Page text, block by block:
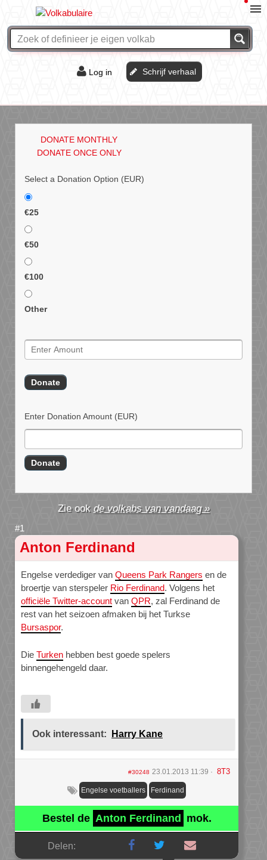
Log in Schrijf verhaal
DONATE MONTHLY
DONATE ONCE ONLY
Select a Donation Option (EUR)
€25
€50
€100
Other
Enter Donation Amount (EUR)
de volkabs van vandaag »
Anton Ferdinand
Engelse verdediger van Queens Park Rangers en de
broertje van sterspeler Rio Ferdinand. Volgens het
officiële Twitter-account van QPR, zal Ferdinand de
rest van het seizoen afmaken bij het Turkse
Bursaspor.
Die Turken hebben best goede spelers
binnengehengeld daar.
Ook interessant: Harry Kane
#30248 23.01.2013 11:39 8T3
Engelse voetballers Ferdinand
Bestel de Anton Ferdinand mok.
Delen: